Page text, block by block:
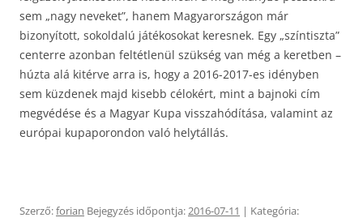
sem „nagy neveket”, hanem Magyarországon már
bizonyított, sokoldalú játékosokat keresnek. Egy „színtiszta”
centerre azonban feltétlenül szükség van még a keretben –
húzta alá kitérve arra is, hogy a 2016-2017-es idényben
sem küzdenek majd kisebb célokért, mint a bajnoki cím
megvédése és a Magyar Kupa visszahódítása, valamint az
európai kupaporondon való helytállás.
Szerző:forian Bejegyzés időpontja:2016-07-11 | Kategória: